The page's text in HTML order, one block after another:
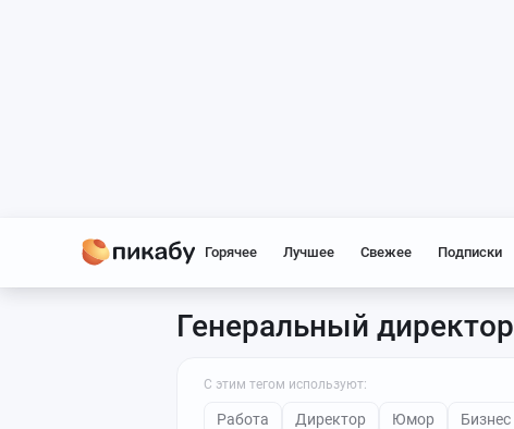
Горячее Лучшее Свежее Подписки
Генеральный директор
С этим тегом используют:
Работа Директор Юмор Бизнес